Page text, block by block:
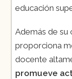
educación
Además de su
proporciona
docente
promueve